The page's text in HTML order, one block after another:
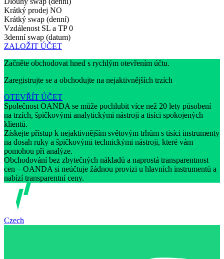
Krátký prodej NO
Krátký swap (denní)
Vzdálenost SL a TP 0
3denní swap (datum)
ZALOŽIT ÚČET
Začněte obchodovat hned s rychlým otevřením účtu.
Zaregistrujte se a obchodujte na nejaktivnějších trzích
OTEVŘÍT ÚČET
Společnost OANDA se může pochlubit více než 20 lety působení
na trzích, špičkovými analytickými nástroji a tisíci spokojených
klientů.
Získejte přístup k nejaktivnějším světovým trhům s tisíci instrumenty
na dosah ruky a špičkovými technickými nástroji, které vám
pomohou při analýze.
Obchodování bez zbytečných nákladů a naprostá transparentnost
cen – OANDA si neúčtuje žádnou provizi u hlavních instrumentů a
nabízí transparentní ceny.
Czech